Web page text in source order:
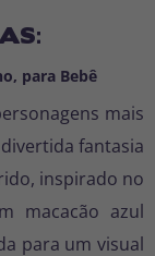
para Bebê
mais
fantasia
inspirado no
macacão azul
para um visual